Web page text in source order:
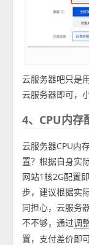
云服务器吧只是
云服务器即可，
4、CPU内存
云服务器CPU内
置？根据自身实
网站1核2G配置
步，建议根据实
同担心，云服务
不不够，通过调
置，支付差价即可